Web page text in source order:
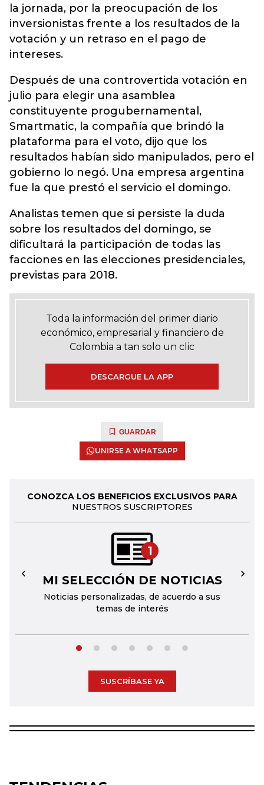
la jornada, por la preocupación de los
inversionistas frente a los resultados de la
votación y un retraso en el pago de
intereses.
Después de una controvertida votación en
julio para elegir una asamblea
constituyente progubernamental,
Smartmatic, la compañía que brindó la
plataforma para el voto, dijo que los
resultados habían sido manipulados, pero el
gobierno lo negó. Una empresa argentina
fue la que prestó el servicio el domingo.
Analistas temen que si persiste la duda
sobre los resultados del domingo, se
dificultará la participación de todas las
facciones en las elecciones presidenciales,
previstas para 2018.
Toda la información del primer diario
económico, empresarial y financiero de
Colombia a tan solo un clic
DESCARGUE LA APP
GUARDAR
UNIRSE A WHATSAPP
CONOZCA LOS BENEFICIOS EXCLUSIVOS PARA
NUESTROS SUSCRIPTORES
1
MI SELECCIÓN DE NOTICIAS
Noticias personalizadas, de acuerdo a sus
temas de interés
← →
SUSCRÍBASE YA